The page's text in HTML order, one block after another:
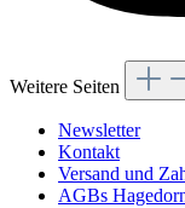
Weitere Seiten
Newsletter
Kontakt
Versand und
AGBs